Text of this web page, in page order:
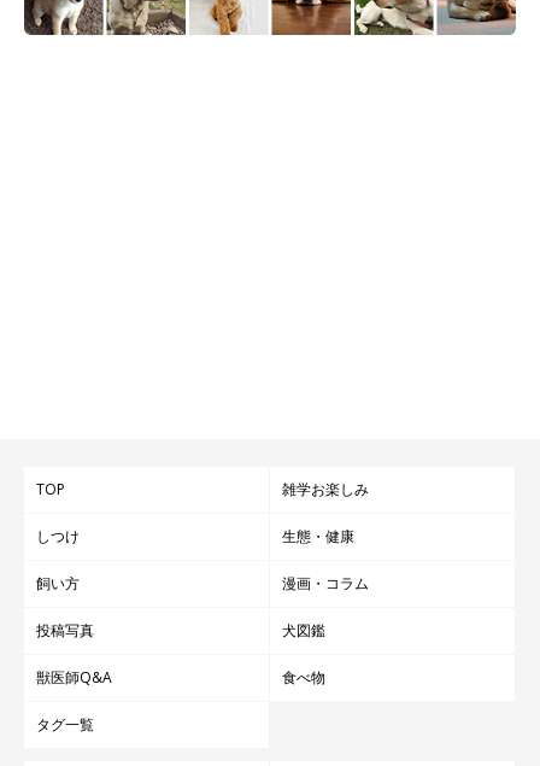
TOP 雑学お楽しみ
しつけ 生態・健康
飼い方 漫画・コラム
投稿写真 犬図鑑
獣医師Q&A 食べ物
タグ一覧